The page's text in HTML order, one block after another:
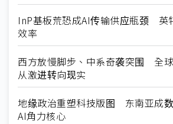
InP基板荒恐成AI传输供应瓶颈 英
效率
西方放慢脚步、中系奇袭突围 全
从激进转向现实
地缘政治重塑科技版图 东南亚成
AI角力核心